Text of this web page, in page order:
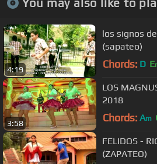
You may also like to
4:19
los signos
(sapateo)
Chords: D E
3:58
LOS
2018
Chords: Am
FELIDOS - RIGUCHO MANDACHO
(ZAPATEO)